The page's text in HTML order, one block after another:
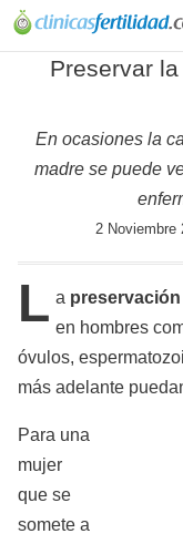
Preservar
En ocasiones la
madre se puede
2 Noviembre
L a
en hombres
óvulos,
más adelante
Para una
mujer
que se
somete a